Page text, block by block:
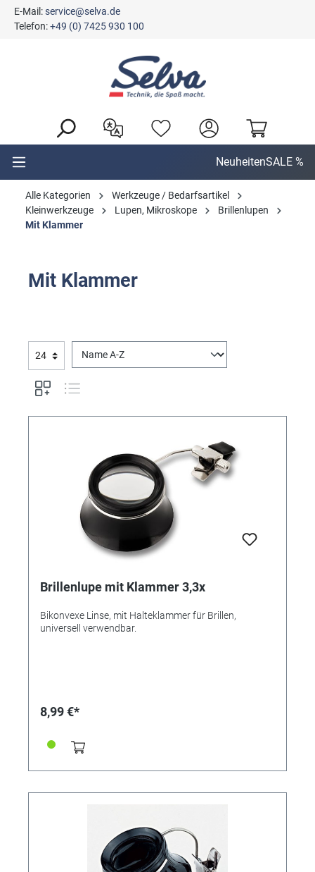
springen
E-Mail:service@selva.de
Telefon:+49 (0) 7425 930 100
NeuheitenSALE %
Alle Kategorien
Werkzeuge / Bedarfsartikel
Kleinwerkzeuge
Lupen, Mikroskope
Brillenlupen
Mit Klammer
Mit Klammer
Brillenlupe mit Klammer 3,3x
Bikonvexe Linse, mit Halteklammer für Brillen,
universell verwendbar.
8,99 €*